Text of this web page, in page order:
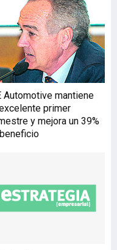
Automotive mantiene
primer
y mejora un 39%